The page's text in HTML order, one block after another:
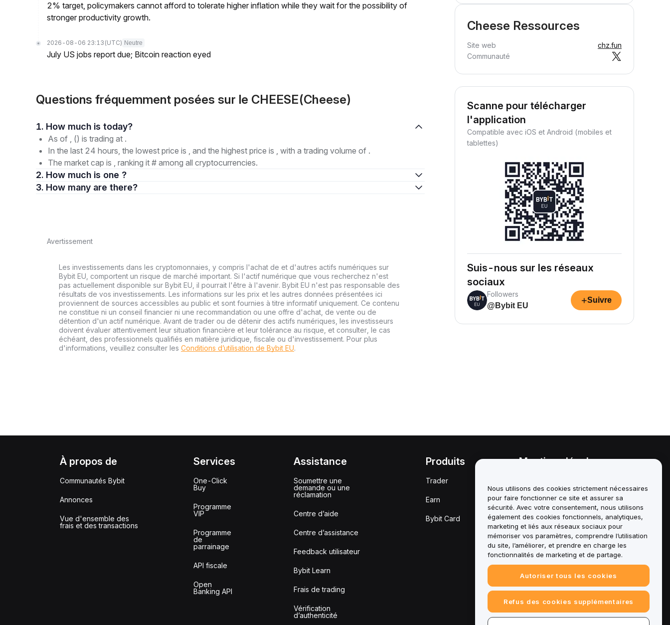
2% target, policymakers cannot afford to tolerate higher inflation while they wait for the possibility of
stronger productivity growth.
2026-08-06 23:13 (UTC) Neutre
July US jobs report due; Bitcoin reaction eyed
Questions fréquemment posées sur le CHEESE(Cheese)
1. How much is today?
As of , () is trading at .
In the last 24 hours, the lowest price is , and the highest price is , with a trading volume of .
The market cap is , ranking it # among all cryptocurrencies.
2. How much is one ?
3. How many are there?
Avertissement
Les investissements dans les cryptomonnaies, y compris l'achat de et d'autres actifs numériques sur
Bybit EU, comportent un risque de marché important. Si l'actif numérique que vous recherchez n'est
pas actuellement disponible sur Bybit EU, il pourrait l'être à l'avenir. Bybit EU n'est pas responsable des
résultats de vos investissements. Les informations sur les prix et les autres données présentées ici
proviennent de sources accessibles au public et sont fournies à titre informatif uniquement. Ce contenu
ne constitue ni un conseil financier ni une recommandation ou une offre d'achat, de vente ou de
détention d'un actif numérique. Avant de trader ou de détenir des actifs numériques, les investisseurs
doivent évaluer attentivement leur situation financière et leur tolérance au risque, et consulter, le cas
échéant, des professionnels qualifiés en matière juridique, fiscale ou d'investissement. Pour plus
d'informations, veuillez consulter les Conditions d’utilisation de Bybit EU.
Cheese Ressources
Site web
chz.fun
Communauté
Scanne pour télécharger
l'application
Compatible avec iOS et Android (mobiles et
tablettes)
Suis-nous sur les réseaux
sociaux
Followers
@Bybit EU
+Suivre
À propos de
Communautés Bybit
Annonces
Vue d'ensemble des
frais et des transactions
Services
One-Click
Buy
Programme
VIP
Programme
de
parrainage
API fiscale
Open
Banking API
Assistance
Soumettre une
demande ou une
réclamation
Centre d’aide
Centre d’assistance
Feedback utilisateur
Bybit Learn
Frais de trading
Vérification
d’authenticité
Produits
Trader
Earn
Bybit Card
Mentions légales
conflits d'intérêts
Résumé de la politique de
garde et d'administration
Informations ESG
Crypto - Livres blancs des
actifs
Nous utilisons des cookies strictement nécessaires
pour faire fonctionner ce site et assurer sa
sécurité. Avec votre consentement, nous utilisons
également des cookies fonctionnels, analytiques,
marketing et liés aux réseaux sociaux pour
mémoriser vos paramètres, comprendre l’utilisation
du site, l’améliorer, et prendre en charge les
fonctionnalités de marketing et de partage.
Autoriser tous les cookies
Refus des cookies supplémentaires